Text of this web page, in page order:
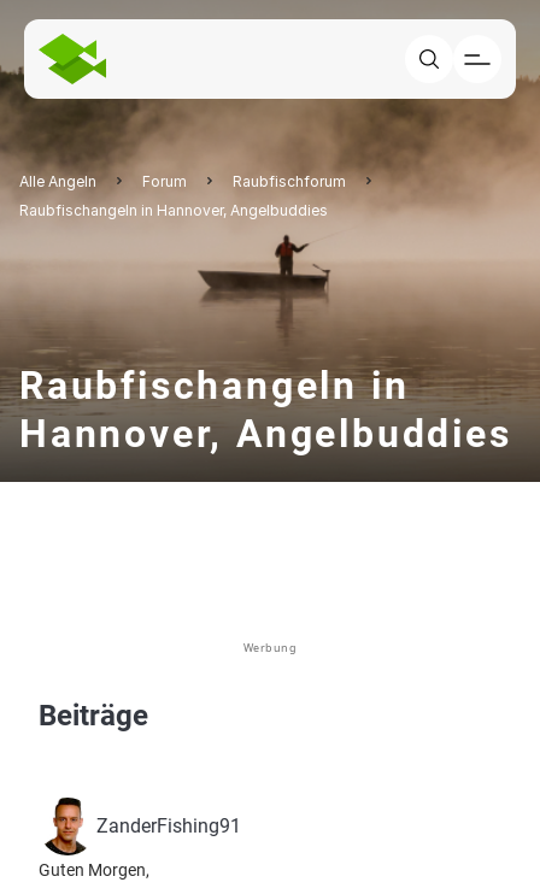
Alle Angeln Forum
Raubfischforum
Raubfischangeln in Hannover, Angelbuddies
Raubfischangeln in
Hannover, Angelbuddies
Werbung
Beiträge
ZanderFishing91
Guten Morgen,